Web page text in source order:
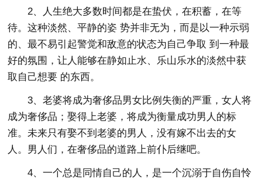
2、人生绝大多数时间都是在蛰伏，在积蓄，在等
待。这种淡然、平静的姿 势并非无为，而是以一种示弱
的、最不易引起警觉和敌意的状态为自己争取 到一种最
好的氛围，让人能够在静如止水、乐山乐水的淡然中获
取自己想要 的东西。
3、老婆将成为奢侈品男女比例失衡的严重，女人将
成为奢侈品；娶得上老婆，将成为衡量成功男人的标
准。未来只有娶不到老婆的男人，没有嫁不出去的女
人。男人们，在奢侈品的道路上前仆后继吧。
4、一个总是同情自己的人，是一个沉溺于自伤自怜